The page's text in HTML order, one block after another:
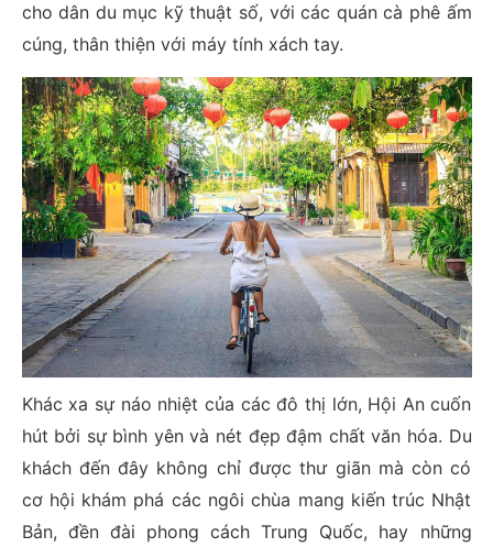
cho dân du mục kỹ thuật số, với các quán cà phê ấm
cúng, thân thiện với máy tính xách tay.
Khác xa sự náo nhiệt của các đô thị lớn, Hội An cuốn
hút bởi sự bình yên và nét đẹp đậm chất văn hóa. Du
khách đến đây không chỉ được thư giãn mà còn có
cơ hội khám phá các ngôi chùa mang kiến trúc Nhật
Bản, đền đài phong cách Trung Quốc, hay những